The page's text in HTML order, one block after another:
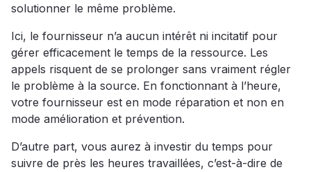
solutionner le même problème.
Ici, le fournisseur n’a aucun intérêt ni incitatif pour
gérer efficacement le temps de la ressource. Les
appels risquent de se prolonger sans vraiment régler
le problème à la source. En fonctionnant à l’heure,
votre fournisseur est en mode réparation et non en
mode amélioration et prévention.
D’autre part, vous aurez à investir du temps pour
suivre de près les heures travaillées, c’est-à-dire de